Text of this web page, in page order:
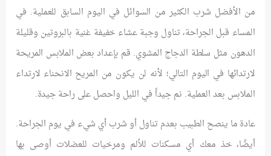
من الأفضل شرب الكثير من السوائل في اليوم السابق للعملية. في
المساء قبل الجراحة، تناول وجبة عشاء خفيفة غنية بالبروتين وقليلة
الدهون مثل سلطة الدجاج المشوي. قم بإعداد بعض الملابس المريحة
لارتدائها في اليوم التالي؛ لأنه لن يكون من المريح الانحناء لارتداء
الملابس بعد العملية. نم جيداً في الليل واحصل على راحة جيدة.
عادة ما ينصح الطبيب بعدم تناول أو شرب أي شيء في يوم الجراحة.
أيضًا، خذ معك أي مسكنات للألم ومرخيات للعضلات أوصى بها